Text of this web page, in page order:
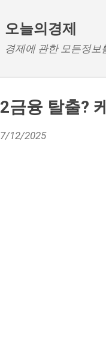
오늘의경제
경제에 관한 모든정보
2금융 탈출?
7/12/2025